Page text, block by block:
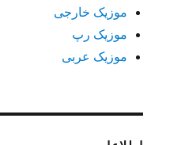
موزیک خارجی
موزیک رپ
موزیک عربی